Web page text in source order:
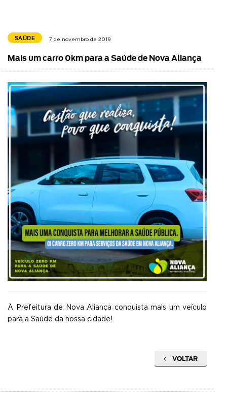
SAÚDE 7 de novembro de 2019
Mais um carro 0km para a Saúde de Nova Aliança
À Prefeitura de Nova Aliança conquista mais um veículo
para a Saúde da nossa cidade!
VOLTAR